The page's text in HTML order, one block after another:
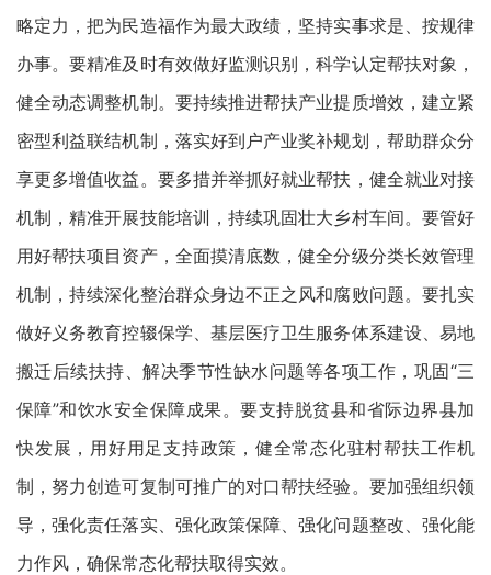
略定力，把为民造福作为最大政绩，坚持实事求是、按规律
办事。要精准及时有效做好监测识别，科学认定帮扶对象，
健全动态调整机制。要持续推进帮扶产业提质增效，建立紧
密型利益联结机制，落实好到户产业奖补规划，帮助群众分
享更多增值收益。要多措并举抓好就业帮扶，健全就业对接
机制，精准开展技能培训，持续巩固壮大乡村车间。要管好
用好帮扶项目资产，全面摸清底数，健全分级分类长效管理
机制，持续深化整治群众身边不正之风和腐败问题。要扎实
做好义务教育控辍保学、基层医疗卫生服务体系建设、易地
搬迁后续扶持、解决季节性缺水问题等各项工作，巩固“三
保障”和饮水安全保障成果。要支持脱贫县和省际边界县加
快发展，用好用足支持政策，健全常态化驻村帮扶工作机
制，努力创造可复制可推广的对口帮扶经验。要加强组织领
导，强化责任落实、强化政策保障、强化问题整改、强化能
力作风，确保常态化帮扶取得实效。